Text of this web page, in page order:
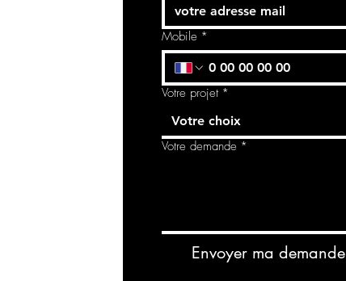
Mobile *
Votre projet *
Votre choix
Votre demande *
Envoyer ma demande